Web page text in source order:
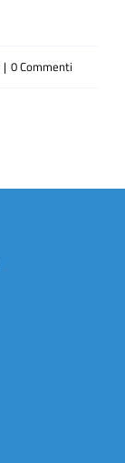
| 0 Commenti